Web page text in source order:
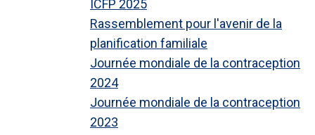
ICFP 2025
Rassemblement pour l'avenir de la
planification familiale
Journée mondiale de la contraception
2024
Journée mondiale de la contraception
2023